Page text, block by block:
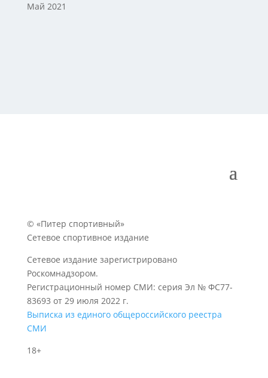
Май 2021
© «Питер спортивный»
Сетевое спортивное издание
Сетевое издание зарегистрировано
Роскомнадзором.
Регистрационный номер СМИ: серия Эл № ФС77-
83693 от 29 июля 2022 г.
Выписка из единого общероссийского реестра
СМИ
18+